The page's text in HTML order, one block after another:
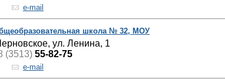
e-mail
школа № 32, МОУ
ул. Ленина, 1
(3513) 55-82-75
e-mail